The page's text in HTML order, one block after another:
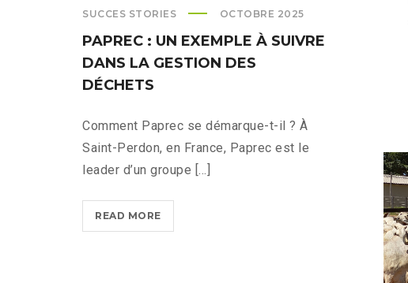
SUCCES STORIES OCTOBRE 2025
PAPREC : UN EXEMPLE À SUIVRE
DANS LA GESTION DES
DÉCHETS
Comment Paprec se démarque-t-il ? À
Saint-Perdon, en France, Paprec est le
leader d’un groupe [...]
READ MOREPAPREC
: